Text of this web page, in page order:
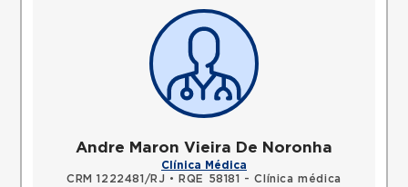
Andre Maron Vieira De Noronha
Clínica Médica
CRM 1222481/RJ •
RQE 58181 - Clínica médica